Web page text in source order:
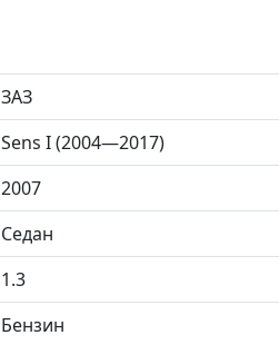
ЗАЗ
Sens I (2004—2017)
2007
Седан
1.3
Бензин